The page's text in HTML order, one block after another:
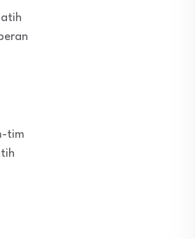
tim